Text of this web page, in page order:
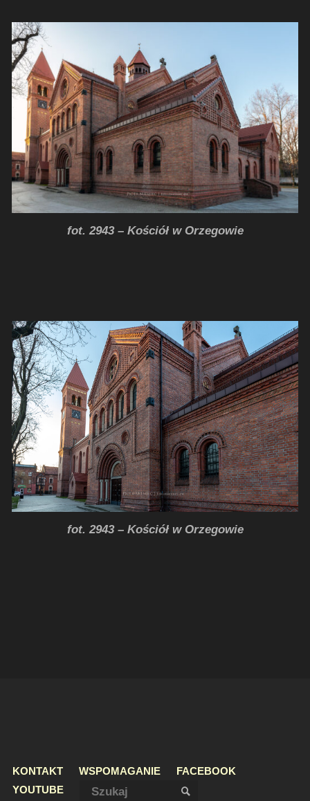
fot. 2943 – Kościół w Orzegowie
fot. 2943 – Kościół w Orzegowie
KONTAKT WSPOMAGANIE
FACEBOOK
YOUTUBE
SZUKAJ